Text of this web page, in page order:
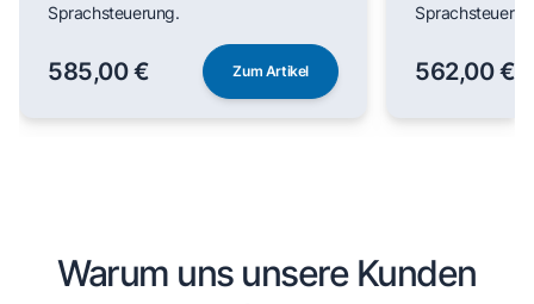
Sprachsteuerung.
585,00 € Zum Artikel 562,00 €
Warum uns unsere Kunden